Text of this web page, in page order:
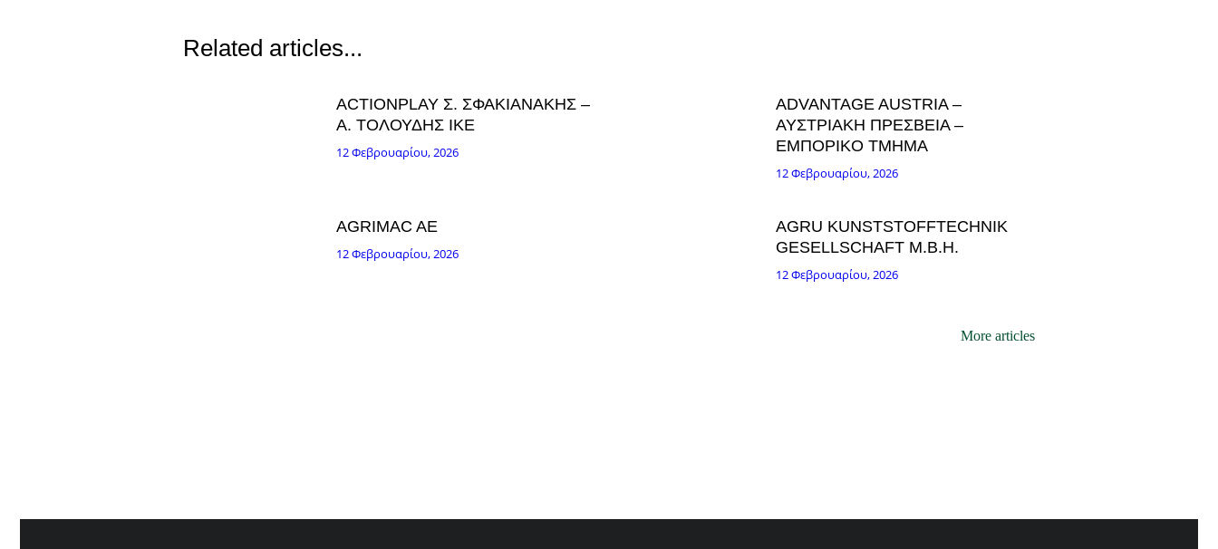
Related articles...
ACTIONPLAY Σ. ΣΦΑΚΙΑΝΑΚΗΣ –
Α. ΤΟΛΟΥΔΗΣ ΙΚΕ
12 Φεβρουαρίου, 2026
ADVANTAGE AUSTRIA –
ΑΥΣΤΡΙΑΚH ΠΡΕΣΒΕIΑ –
ΕΜΠΟΡΙΚO ΤΜHΜΑ
12 Φεβρουαρίου, 2026
AGRIMAC AE
12 Φεβρουαρίου, 2026
AGRU KUNSTSTOFFTECHNIK
GESELLSCHAFT M.B.H.
12 Φεβρουαρίου, 2026
More articles